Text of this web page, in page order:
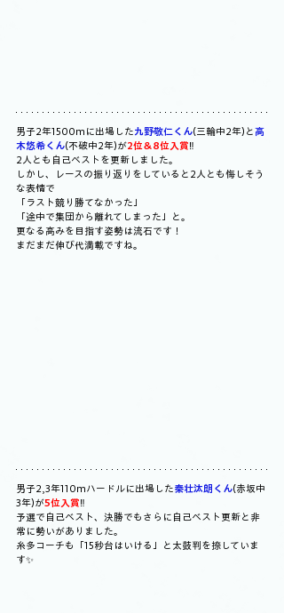
男子2年1500mに出場した九野敬仁くん(三輪中2年)と高
木悠希くん(不破中2年)が2位＆8位入賞‼️
2人とも自己ベストを更新しました。
しかし、レースの振り返りをしていると2人とも悔しそう
な表情で
「ラスト競り勝てなかった」
「途中で集団から離れてしまった」と。
更なる高みを目指す姿勢は流石です！
まだまだ伸び代満載ですね。
男子2,3年110mハードルに出場した秦壮汰朗くん(赤坂中
3年)が5位入賞‼️
予選で自己ベスト、決勝でもさらに自己ベスト更新と非
常に勢いがありました。
糸多コーチも「15秒台はいける」と太鼓判を捺していま
す✨